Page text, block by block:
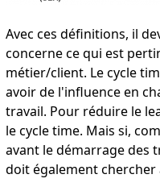
Avec ces définitions, il
concerne ce qui est
métier/client. Le cycle
avoir de l'influence en
travail. Pour réduire le
le cycle time. Mais si,
avant le démarrage des
doit également